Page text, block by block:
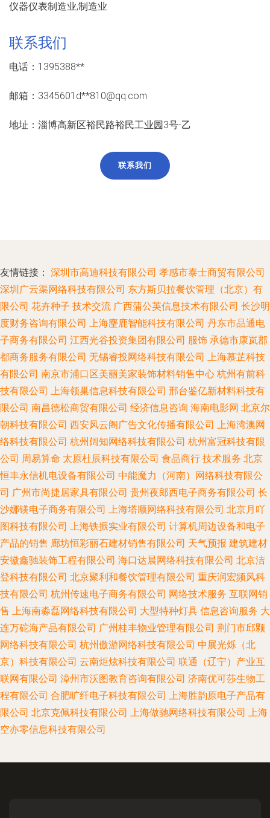
仪器仪表制造业,制造业
联系我们
电话：1395388**
邮箱：3345601d**810@qq.com
地址：淄博高新区裕民路裕民工业园3号-乙
联系我们
友情链接： 深圳市高迪科技有限公司 孝感市泰士商贸有限公司
深圳广云渠网络科技有限公司 东方斯贝拉餐饮管理（北京）有
限公司 花卉种子 技术交流 广西蒲公英信息技术有限公司 长沙明
度财务咨询有限公司 上海麈鹿智能科技有限公司 丹东市品通电
子商务有限公司 江西光谷投资集团有限公司 服饰 承德市康岚郡
都商务服务有限公司 无锡睿投网络科技有限公司 上海慕芷科技
有限公司 南京市浦口区美丽美家装饰材料销售中心 杭州有前科
技有限公司 上海领巢信息科技有限公司 邢台鉴亿新材料科技有
限公司 南昌德松商贸有限公司 经济信息咨询 海南电影网 北京尔
朝科技有限公司 西安风云阁广告文化传播有限公司 上海湾澳网
络科技有限公司 杭州阔知网络科技有限公司 杭州富冠科技有限
公司 周易算命 太原杜辰科技有限公司 食品商行 技术服务 北京
恒丰永信机电设备有限公司 中能魔力（河南）网络科技有限公
司 广州市尚捷居家具有限公司 贵州夜郎西电子商务有限公司 长
沙娜镁电子商务有限公司 上海塔顺网络科技有限公司 北京月吖
图科技有限公司 上海铁振实业有限公司 计算机周边设备和电子
产品的销售 廊坊恒彩丽石建材销售有限公司 天气预报 建筑建材
安徽鑫驰装饰工程有限公司 海口达晨网络科技有限公司 北京洁
登科技有限公司 北京聚利和餐饮管理有限公司 重庆润宏频风科
技有限公司 杭州传速电子商务有限公司 网络技术服务 互联网销
售 上海南淼磊网络科技有限公司 大型特种灯具 信息咨询服务 大
连万砣海产品有限公司 广州桂丰物业管理有限公司 荆门市邱颗
网络科技有限公司 杭州傲游网络科技有限公司 中展光烁（北
京）科技有限公司 云南炬炫科技有限公司 联通（辽宁）产业互
联网有限公司 漳州市沃图教育咨询有限公司 济南优可莎生物工
程有限公司 合肥旷纤电子科技有限公司 上海胜韵原电子产品有
限公司 北京克佩科技有限公司 上海做驰网络科技有限公司 上海
空亦零信息科技有限公司